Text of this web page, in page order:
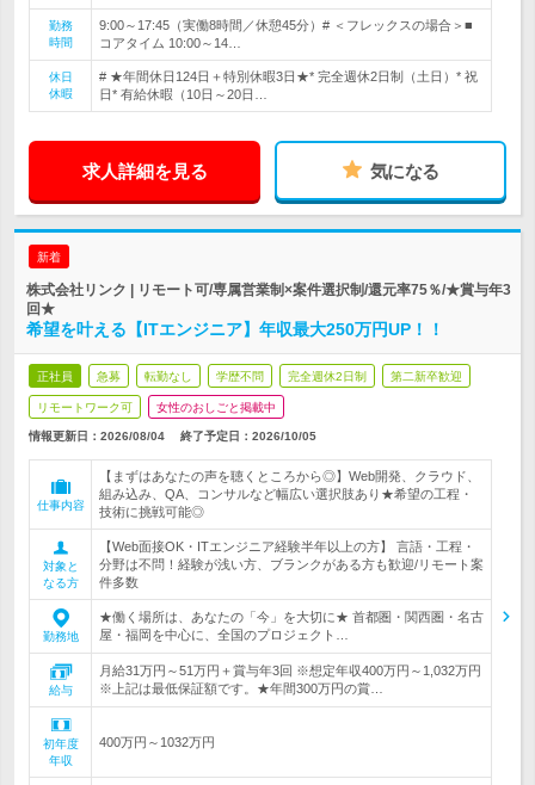
勤務
時間
9:00～17:45（実働8時間／休憩45分）# ＜フレックスの場合＞■
コアタイム 10:00～14…
休日
休暇
# ★年間休日124日＋特別休暇3日★* 完全週休2日制（土日）* 祝
日* 有給休暇（10日～20日…
求人詳細を見る 気になる
新着
株式会社リンク | リモート可/専属営業制×案件選択制/還元率75％/★賞与年3
回★
希望を叶える【ITエンジニア】年収最大250万円UP！！
正社員 急募 転勤なし 学歴不問 完全週休2日制 第二新卒歓迎
リモートワーク可 女性のおしごと掲載中
情報更新日：2026/08/04 終了予定日： 2026/10/05
仕事内容
【まずはあなたの声を聴くところから◎】Web開発、クラウド、
組み込み、QA、コンサルなど幅広い選択肢あり★希望の工程・
技術に挑戦可能◎
対象と
なる方
【Web面接OK・ITエンジニア経験半年以上の方】 言語・工程・
分野は不問！経験が浅い方、ブランクがある方も歓迎/リモート案
件多数
勤務地
★働く場所は、あなたの「今」を大切に★ 首都圏・関西圏・名古
屋・福岡を中心に、全国のプロジェクト…
給与
月給31万円～51万円＋賞与年3回 ※想定年収400万円～1,032万円
※上記は最低保証額です。★年間300万円の賞…
初年度
年収
400万円～1032万円